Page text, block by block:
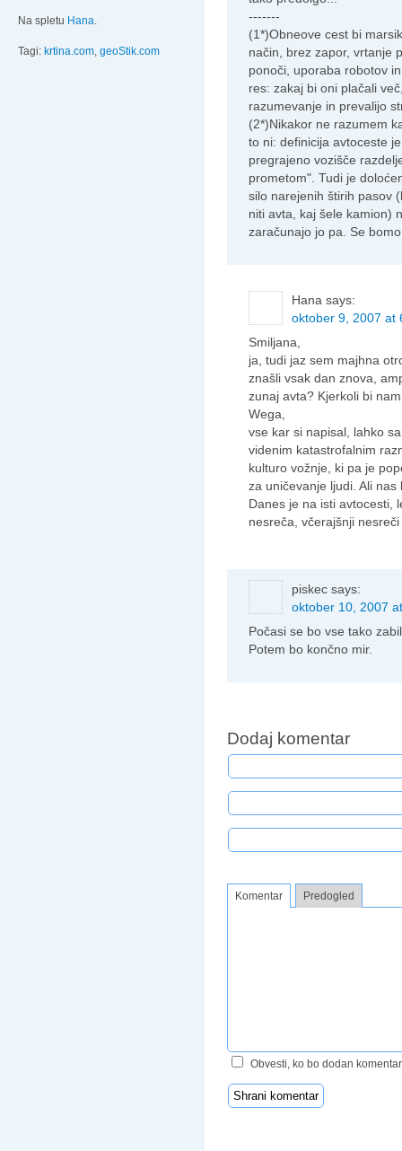
Na spletu Hana.
Tagi: krtina.com, geoStik.com
-------
(1*)Obneove cest bi
način, brez zapor, vrtanje
ponoči, uporaba robotov
res: zakaj bi oni plačali
razumevanje in prevalijo
(2*)Nikakor ne razumem
to ni: definicija avtoceste
pregrajeno vozišče
prometom". Tudi je
silo narejenih štirih pasov
niti avta, kaj šele kamion)
zaračunajo jo pa. Se
Hana says:
oktober 9, 2007 at
Smiljana,
ja, tudi jaz sem majhna
znašli vsak dan znova,
zunaj avta? Kjerkoli bi
Wega,
vse kar si napisal, lahko
videnim katastrofalnim
kulturo vožnje, ki pa je
za uničevanje ljudi. Ali
Danes je na isti avtocesti,
nesreča, včerajšnji
piskec says:
oktober 10, 2007
Počasi se bo vse tako
Potem bo končno mir.
Dodaj komentar
Komentar Predogled
Obvesti, ko bo dodan komentar